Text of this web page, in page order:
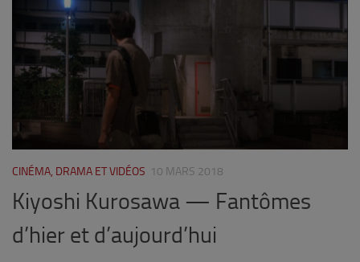
CINÉMA, DRAMA ET VIDÉOS 10 MARS 2018
Kiyoshi Kurosawa — Fantômes
d’hier et d’aujourd’hui